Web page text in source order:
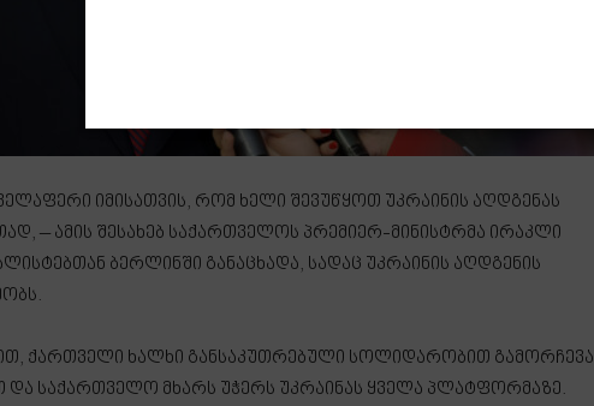
იმისათვის, რომ ხელი შევუწყოთ უკრაინის აღდგენას
– ამის შესახებ საქართველოს პრემიერ-მინისტრმა ირაკლი
ბერლინში განაცხადა, სადაც უკრაინის აღდგენის
ქართველი ხალხი განსაკუთრებული სოლიდარობით გამორჩევა
და საქართველო მხარს უჭერს უკრაინას ყველა პლატფორმაზე.